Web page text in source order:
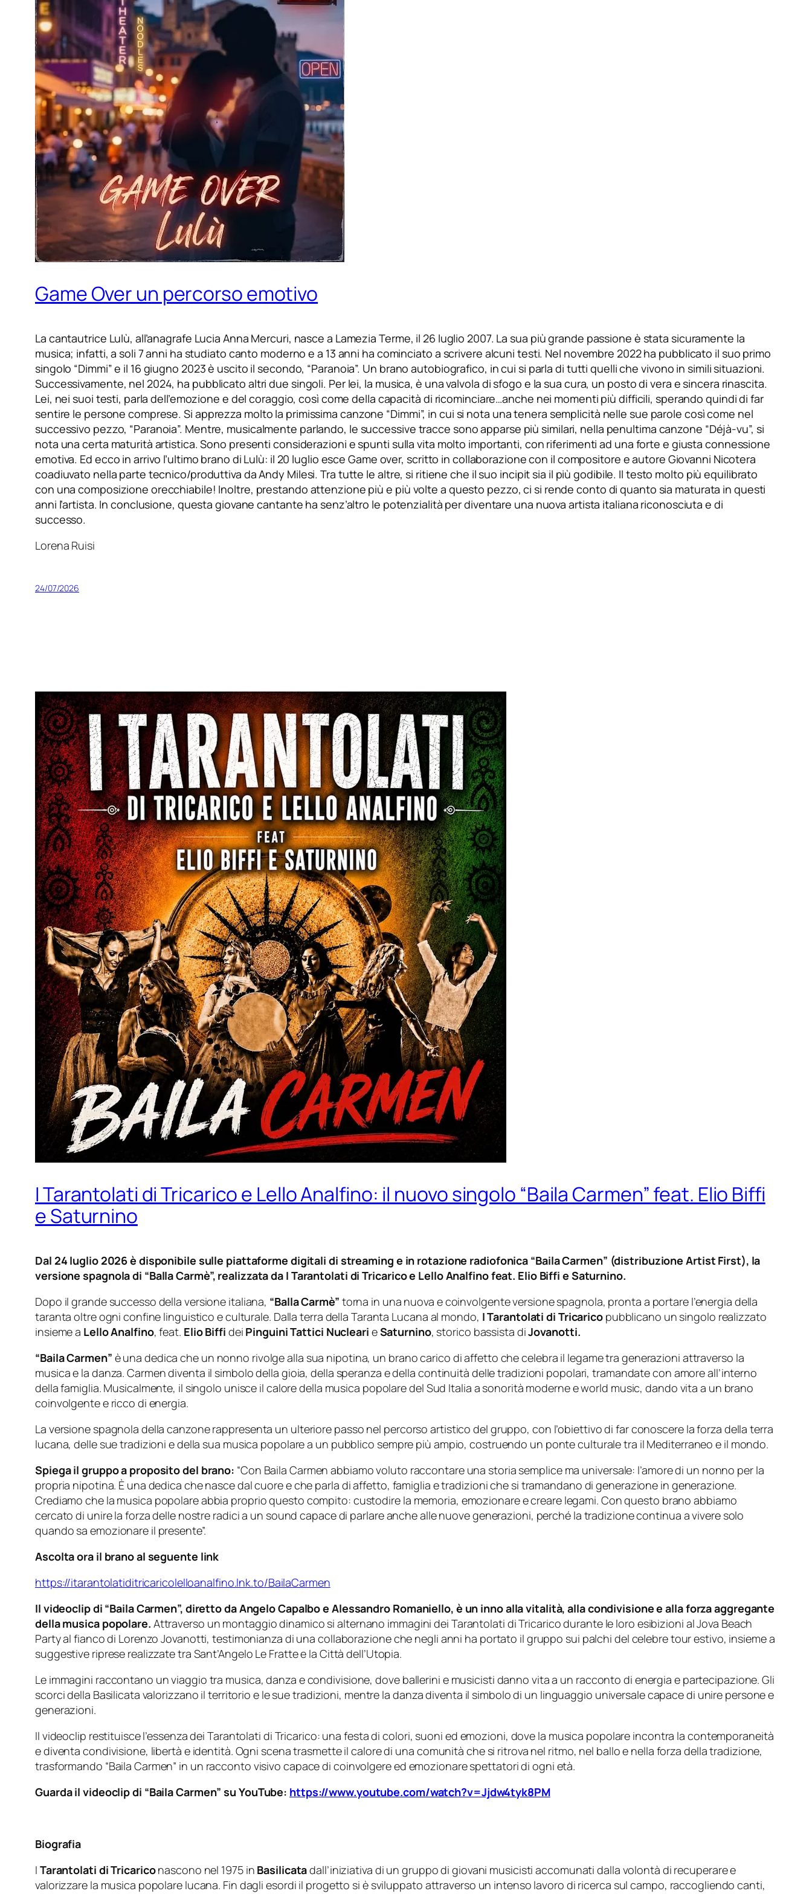
Game Over un percorso emotivo
La cantautrice Lulù, all’anagrafe Lucia Anna Mercuri, nasce a Lamezia Terme, il 26 luglio 2007. La sua più grande passione è stata sicuramente la
musica; infatti, a soli 7 anni ha studiato canto moderno e a 13 anni ha cominciato a scrivere alcuni testi. Nel novembre 2022 ha pubblicato il suo primo
singolo “Dimmi” e il 16 giugno 2023 è uscito il secondo, “Paranoia”. Un brano autobiografico, in cui si parla di tutti quelli che vivono in simili situazioni.
Successivamente, nel 2024, ha pubblicato altri due singoli. Per lei, la musica, è una valvola di sfogo e la sua cura, un posto di vera e sincera rinascita.
Lei, nei suoi testi, parla dell’emozione e del coraggio, così come della capacità di ricominciare…anche nei momenti più difficili, sperando quindi di far
sentire le persone comprese.Si apprezza molto la primissima canzone “Dimmi”, in cui si nota una tenera semplicità nelle sue parole così come nel
successivo pezzo, “Paranoia”. Mentre, musicalmente parlando, le successive tracce sono apparse più similari, nella penultima canzone “Déjà-vu”, si
nota una certa maturità artistica. Sono presenti considerazioni e spunti sulla vita molto importanti, con riferimenti ad una forte e giusta connessione
emotiva. Ed ecco in arrivo l’ultimo brano di Lulù: il 20 luglio esce Game over, scritto in collaborazione con il compositore e autore Giovanni Nicotera
coadiuvato nella parte tecnico/produttiva da Andy Milesi. Tra tutte le altre, si ritiene che il suo incipit sia il più godibile. Il testo molto più equilibrato
con una composizione orecchiabile! Inoltre, prestando attenzione più e più volte a questo pezzo, ci si rende conto di quanto sia maturata in questi
anni l’artista. In conclusione, questa giovane cantante ha senz’altro le potenzialità per diventare una nuova artista italiana riconosciuta e di
successo.
Lorena Ruisi
24/07/2026
I Tarantolati di Tricarico e Lello Analfino: il nuovo singolo “Baila Carmen” feat. Elio Biffi
e Saturnino
Dal 24 luglio 2026 è disponibile sulle piattaforme digitali di streaming e in rotazione radiofonica “Baila Carmen” (distribuzione Artist First), la
versione spagnola di “Balla Carmè”, realizzata da I Tarantolati di Tricarico e Lello Analfinofeat. Elio Biffi e Saturnino.
Dopo il grande successo della versione italiana, “Balla Carmè” torna in una nuova e coinvolgente versione spagnola, pronta a portare l’energia della
taranta oltre ogni confine linguistico e culturale. Dalla terra della Taranta Lucana al mondo, I Tarantolati di Tricaricopubblicano un singolo realizzato
insieme a Lello Analfino, feat. Elio Biffi dei Pinguini Tattici Nucleari eSaturnino, storico bassista diJovanotti.
“Baila Carmen” è una dedica che un nonno rivolge alla sua nipotina, un brano carico di affetto che celebra il legame tra generazioni attraverso la
musica e la danza. Carmen diventa il simbolo della gioia, della speranza e della continuità delle tradizioni popolari, tramandate con amore all’interno
della famiglia. Musicalmente, il singolo unisce il calore della musica popolare del Sud Italia a sonorità moderne e world music, dando vita a un brano
coinvolgente e ricco di energia.
La versione spagnola della canzone rappresenta un ulteriore passo nel percorso artistico del gruppo, con l’obiettivo di far conoscere la forza della terra
lucana, delle sue tradizioni e della sua musica popolare a un pubblico sempre più ampio, costruendo un ponte culturale tra il Mediterraneo e il mondo.
Spiega il gruppo a proposito del brano: “Con Baila Carmen abbiamo voluto raccontare una storia semplice ma universale: l’amore di un nonno per la
propria nipotina. È una dedica che nasce dal cuore e che parla di affetto, famiglia e tradizioni che si tramandano di generazione in generazione.
Crediamo che la musica popolare abbia proprio questo compito: custodire la memoria, emozionare e creare legami. Con questo brano abbiamo
cercato di unire la forza delle nostre radici a un sound capace di parlare anche alle nuove generazioni, perché la tradizione continua a vivere solo
quando sa emozionare il presente”.
Ascolta ora il brano al seguente link
https://itarantolatiditricaricolelloanalfino.lnk.to/BailaCarmen
Il videoclip di “Baila Carmen”, diretto da Angelo Capalbo e Alessandro Romaniello, è un inno alla vitalità, alla condivisione e alla forza aggregante
della musica popolare. Attraverso un montaggio dinamico si alternano immagini dei Tarantolati di Tricarico durante le loro esibizioni al Jova Beach
Party al fianco di Lorenzo Jovanotti, testimonianza di una collaborazione che negli anni ha portato il gruppo sui palchi del celebre tour estivo, insieme a
suggestive riprese realizzate tra Sant’Angelo Le Fratte e la Città dell’Utopia.
Le immagini raccontano un viaggio tra musica, danza e condivisione, dove ballerini e musicisti danno vita a un racconto di energia e partecipazione. Gli
scorci della Basilicata valorizzano il territorio e le sue tradizioni, mentre la danza diventa il simbolo di un linguaggio universale capace di unire persone e
generazioni.
Il videoclip restituisce l’essenza dei Tarantolati di Tricarico: una festa di colori, suoni ed emozioni, dove la musica popolare incontra la contemporaneità
e diventa condivisione, libertà e identità. Ogni scena trasmette il calore di una comunità che si ritrova nel ritmo, nel ballo e nella forza della tradizione,
trasformando “Baila Carmen” in un racconto visivo capace di coinvolgere ed emozionare spettatori di ogni età.
Guarda il videoclip di “Baila Carmen” su YouTube: https://www.youtube.com/watch?v=Jjdw4tyk8PM
Biografia
I Tarantolati di Tricariconascono nel 1975 in Basilicatadall’iniziativa di un gruppo di giovani musicisti accomunati dalla volontà di recuperare e
valorizzare la musica popolare lucana. Fin dagli esordi il progetto si è sviluppato attraverso un intenso lavoro di ricerca sul campo, raccogliendo canti,